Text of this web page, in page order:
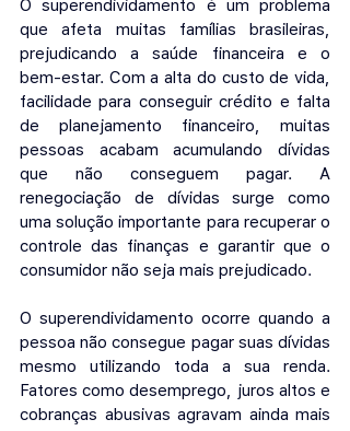
O superendividamento é um problema
que afeta muitas famílias brasileiras,
prejudicando a saúde financeira e o
bem-estar. Com a alta do custo de vida,
facilidade para conseguir crédito e falta
de planejamento financeiro, muitas
pessoas acabam acumulando dívidas
que não conseguem pagar. A
renegociação de dívidas surge como
uma solução importante para recuperar o
controle das finanças e garantir que o
consumidor não seja mais prejudicado.
O superendividamento ocorre quando a
pessoa não consegue pagar suas dívidas
mesmo utilizando toda a sua renda.
Fatores como desemprego, juros altos e
cobranças abusivas agravam ainda mais